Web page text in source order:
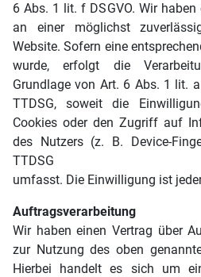
6 Abs. 1 lit. f DSGVO. Wir
an einer möglichst
Website. Sofern eine
wurde, erfolgt die
Grundlage von Art. 6 Abs. 1 lit.
TTDSG, soweit die
Cookies oder den Zugriff auf
des Nutzers (z. B. Device-
TTDSG
umfasst. Die Einwilligung ist
Auftragsverarbeitung
Wir haben einen Vertrag über
zur Nutzung des oben
Hierbei handelt es sich um